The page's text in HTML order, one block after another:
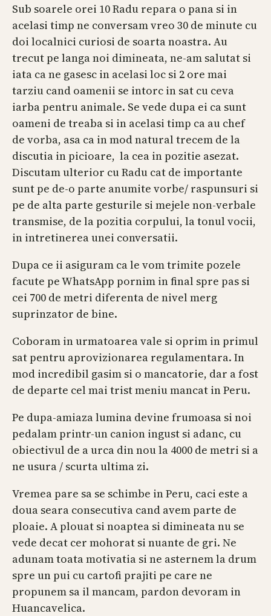
Sub soarele orei 10 Radu repara o pana si in
acelasi timp ne conversam vreo 30 de minute cu
doi localnici curiosi de soarta noastra. Au
trecut pe langa noi dimineata, ne-am salutat si
iata ca ne gasesc in acelasi loc si 2 ore mai
tarziu cand oamenii se intorc in sat cu ceva
iarba pentru animale. Se vede dupa ei ca sunt
oameni de treaba si in acelasi timp ca au chef
de vorba, asa ca in mod natural trecem de la
discutia in picioare, la cea in pozitie asezat.
Discutam ulterior cu Radu cat de importante
sunt pe de-o parte anumite vorbe/ raspunsuri si
pe de alta parte gesturile si mejele non-verbale
transmise, de la pozitia corpului, la tonul vocii,
in intretinerea unei conversatii.
Dupa ce ii asiguram ca le vom trimite pozele
facute pe WhatsApp pornim in final spre pas si
cei 700 de metri diferenta de nivel merg
suprinzator de bine.
Coboram in urmatoarea vale si oprim in primul
sat pentru aprovizionarea regulamentara. In
mod incredibil gasim si o mancatorie, dar a fost
de departe cel mai trist meniu mancat in Peru.
Pe dupa-amiaza lumina devine frumoasa si noi
pedalam printr-un canion ingust si adanc, cu
obiectivul de a urca din nou la 4000 de metri si a
ne usura / scurta ultima zi.
Vremea pare sa se schimbe in Peru, caci este a
doua seara consecutiva cand avem parte de
ploaie. A plouat si noaptea si dimineata nu se
vede decat cer mohorat si nuante de gri. Ne
adunam toata motivatia si ne asternem la drum
spre un pui cu cartofi prajiti pe care ne
propunem sa il mancam, pardon devoram in
Huancavelica.